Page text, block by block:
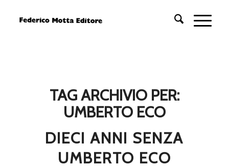
TAG ARCHIVIO PER:
UMBERTO ECO
DIECI ANNI SENZA
UMBERTO ECO